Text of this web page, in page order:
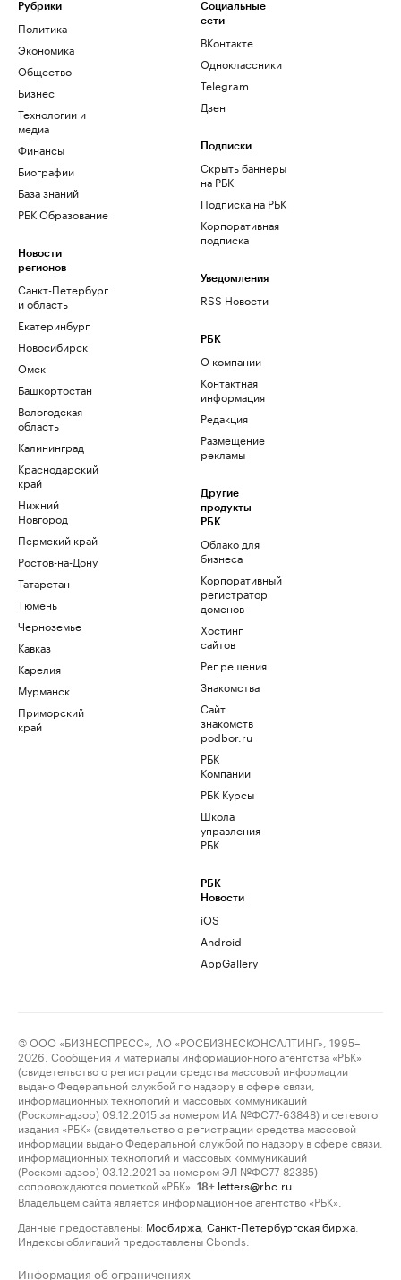
Рубрики
Политика
Экономика
Общество
Бизнес
Технологии и
медиа
Финансы
Биографии
База знаний
РБК Образование
Новости
регионов
Санкт-Петербург
и область
Екатеринбург
Новосибирск
Омск
Башкортостан
Вологодская
область
Калининград
Краснодарский
край
Нижний
Новгород
Пермский край
Ростов-на-Дону
Татарстан
Тюмень
Черноземье
Кавказ
Карелия
Мурманск
Приморский
край
Социальные
сети
ВКонтакте
Одноклассники
Telegram
Дзен
Подписки
Скрыть баннеры
на РБК
Подписка на РБК
Корпоративная
подписка
Уведомления
RSS Новости
РБК
О компании
Контактная
информация
Редакция
Размещение
рекламы
Другие
продукты
РБК
Облако для
бизнеса
Корпоративный
регистратор
доменов
Хостинг
сайтов
Рег.решения
Знакомства
Сайт
знакомств
podbor.ru
РБК
Компании
РБК Курсы
Школа
управления
РБК
РБК
Новости
iOS
Android
AppGallery
© ООО «БИЗНЕСПРЕСС», АО «РОСБИЗНЕСКОНСАЛТИНГ», 1995–
2026. Сообщения и материалы информационного агентства «РБК»
(свидетельство о регистрации средства массовой информации
выдано Федеральной службой по надзору в сфере связи,
информационных технологий и массовых коммуникаций
(Роскомнадзор) 09.12.2015 за номером ИА №ФС77-63848) и сетевого
издания «РБК» (свидетельство о регистрации средства массовой
информации выдано Федеральной службой по надзору в сфере связи,
информационных технологий и массовых коммуникаций
(Роскомнадзор) 03.12.2021 за номером ЭЛ №ФС77-82385)
сопровождаются пометкой «РБК».
18+ letters@rbc.ru
Владельцем сайта является информационное агентство «РБК».
Данные предоставлены: Мосбиржа Санкт-Петербургская биржа
Индексы облигаций предоставлены Cbonds.
Информация об ограничениях